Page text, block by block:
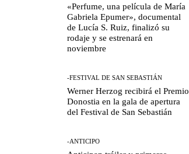
«Perfume, una película de María
Gabriela Epumer», documental
de Lucía S. Ruiz, finalizó su
rodaje y se estrenará en
noviembre
-FESTIVAL DE SAN SEBASTIÁN
Werner Herzog recibirá el Premio
Donostia en la gala de apertura
del Festival de San Sebastián
-ANTICIPO